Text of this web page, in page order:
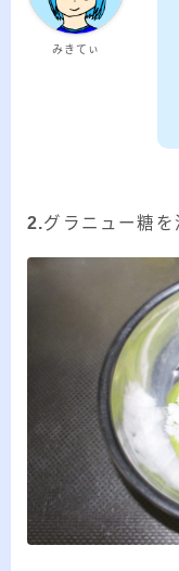
みきてぃ
2.グラニュー糖を